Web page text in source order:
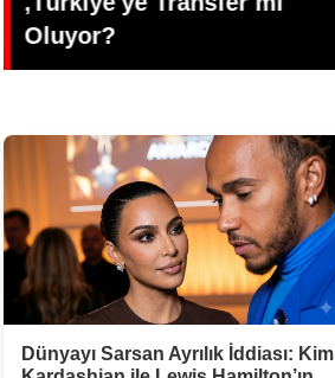
Büşra Öztürk
Dünyayı Sarsan Ayrılık İddiası: Kim